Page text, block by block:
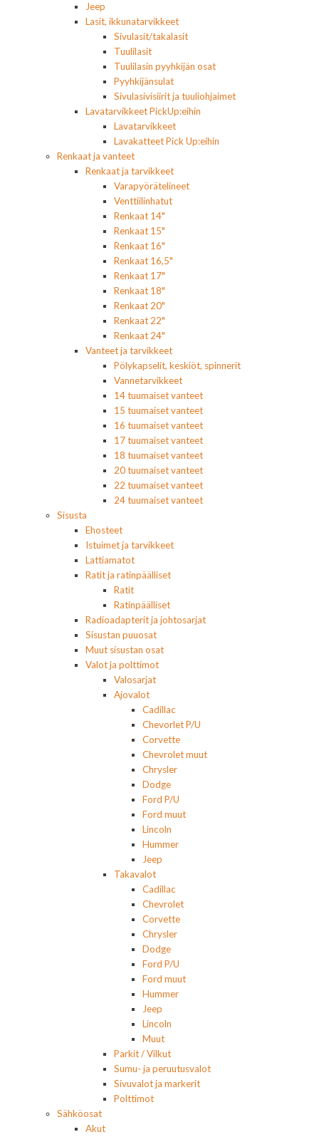
Jeep
Lasit, ikkunatarvikkeet
Sivulasit/takalasit
Tuulilasit
Tuulilasin pyyhkijän osat
Pyyhkijänsulat
Sivulasivisiirit ja tuuliohjaimet
Lavatarvikkeet PickUp:eihin
Lavatarvikkeet
Lavakatteet Pick Up:eihin
Renkaat ja vanteet
Renkaat ja tarvikkeet
Varapyörätelineet
Venttiilinhatut
Renkaat 14"
Renkaat 15"
Renkaat 16"
Renkaat 16,5"
Renkaat 17"
Renkaat 18"
Renkaat 20"
Renkaat 22"
Renkaat 24"
Vanteet ja tarvikkeet
Pölykapselit, keskiöt, spinnerit
Vannetarvikkeet
14 tuumaiset vanteet
15 tuumaiset vanteet
16 tuumaiset vanteet
17 tuumaiset vanteet
18 tuumaiset vanteet
20 tuumaiset vanteet
22 tuumaiset vanteet
24 tuumaiset vanteet
Sisusta
Ehosteet
Istuimet ja tarvikkeet
Lattiamatot
Ratit ja ratinpäälliset
Ratit
Ratinpäälliset
Radioadapterit ja johtosarjat
Sisustan puuosat
Muut sisustan osat
Valot ja polttimot
Valosarjat
Ajovalot
Cadillac
Chevorlet P/U
Corvette
Chevrolet muut
Chrysler
Dodge
Ford P/U
Ford muut
Lincoln
Hummer
Jeep
Takavalot
Cadillac
Chevrolet
Corvette
Chrysler
Dodge
Ford P/U
Ford muut
Hummer
Jeep
Lincoln
Muut
Parkit / Vilkut
Sumu- ja peruutusvalot
Sivuvalot ja markerit
Polttimot
Sähköosat
Akut